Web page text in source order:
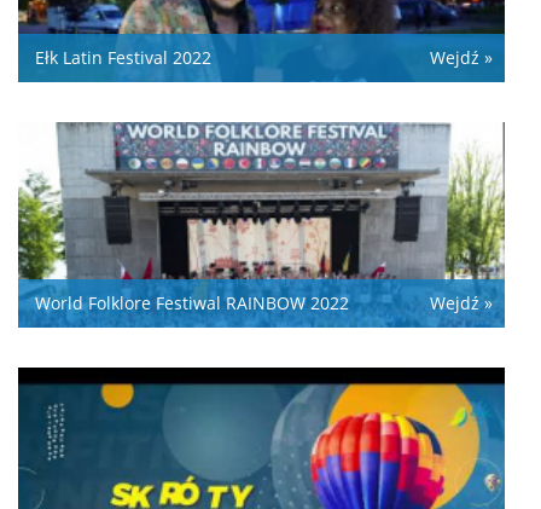
Ełk Latin Festival 2022 Wejdź »
World Folklore Festiwal RAINBOW 2022 Wejdź »